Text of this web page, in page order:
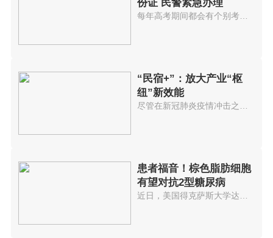
份证 民警紧急办理
每年高考期间都会有个别考生因疏...
“民宿+”：放大产业“枢
纽”新效能
患者福音！棕色脂肪细胞
有望对抗2型糖尿病